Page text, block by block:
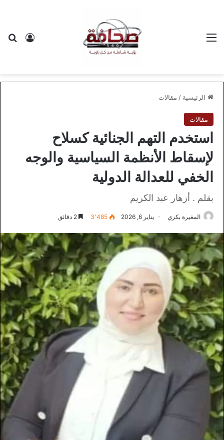
الرئيسية / مقالات
مقالات
استخدم التهم الجنائية كسلاح
لإسقاط الأنظمة السياسية والوجه
الخفي للعدالة الدولية
بقلم . أزهار عبد الكريم
المغيرة بكري يناير 6, 2026 3٬485